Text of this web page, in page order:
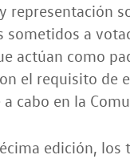
representación
sometidos a
actúan como
el requisito de
cabo en la
edición,